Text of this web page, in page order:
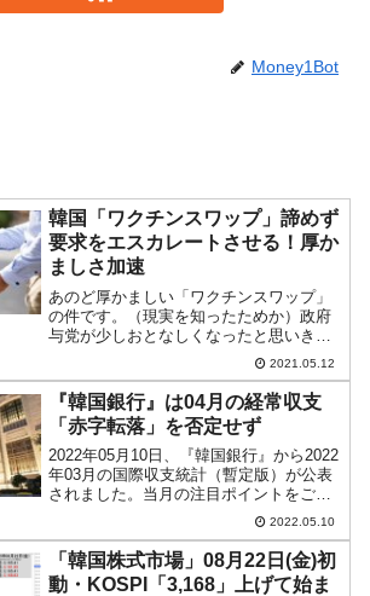
Money1Bot
韓国「ワクチンスワップ」諦めず
要求をエスカレートさせる！厚か
ましさ加速
あのど厚かましい「ワクチンスワップ」
の件です。（現実を知ったためか）政府
与党が少しおとなしくなったと思いき
や、今度は韓国野党第一党『国民の力』
です。同党は所属議員101人の全員が署名
し、「米韓ワクチンスワップ」を推進す
ることを政府に促す決議...
2021.05.12
『韓国銀行』は04月の経常収支
「赤字転落」を否定せず
2022年05月10日、『韓国銀行』から2022
年03月の国際収支統計（暫定版）が公表
されました。当月の注目ポイントをご紹
介します。貿易のもうけは「88.8億ド
ル」も減少した！韓国にとって最重要の
貿易収支です。産業通商資源部の公表デ
ータによ...
2022.05.10
「韓国株式市場」08月22日(金)初
動・KOSPI「3,168」上げて始ま